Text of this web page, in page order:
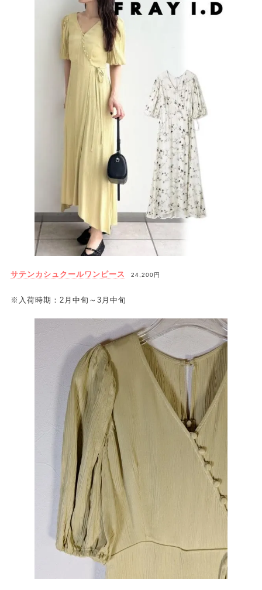
サテンカシュクールワンピース 24,200円
※入荷時期：2月中旬～3月中旬